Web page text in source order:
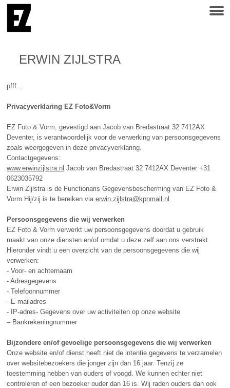
ERWIN ZIJLSTRA
pfff …
Privacyverklaring EZ Foto&Vorm
EZ Foto & Vorm, gevestigd aan Jacob van Bredastraat 32 7412AX
Deventer, is verantwoordelijk voor de verwerking van persoonsgegevens
zoals weergegeven in deze privacyverklaring.
Contactgegevens:
www.erwinzijlstra.nl Jacob van Bredastraat 32 7412AX Deventer +31
0623035792
Erwin Zijlstra is de Functionaris Gegevensbescherming van EZ Foto &
Vorm Hij/zij is te bereiken viaerwin.zijlstra@kpnmail.nl
Persoonsgegevens die wij verwerken
EZ Foto & Vorm verwerkt uw persoonsgegevens doordat u gebruik
maakt van onze diensten en/of omdat u deze zelf aan ons verstrekt.
Hieronder vindt u een overzicht van de persoonsgegevens die wij
verwerken:
- Voor- en achternaam
- Adresgegevens
- Telefoonnummer
- E-mailadres
- IP-adres- Gegevens over uw activiteiten op onze website
– Bankrekeningnummer
Bijzondere en/of gevoelige persoonsgegevens die wij verwerken
Onze website en/of dienst heeft niet de intentie gegevens te verzamelen
over websitebezoekers die jonger zijn dan 16 jaar. Tenzij ze
toestemming hebben van ouders of voogd. We kunnen echter niet
controleren of een bezoeker ouder dan 16 is. Wij raden ouders dan ook